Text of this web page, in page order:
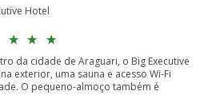
da cidade de Araguari, o Big Executive
exterior, uma sauna e acesso Wi-Fi
O pequeno-almoço também é